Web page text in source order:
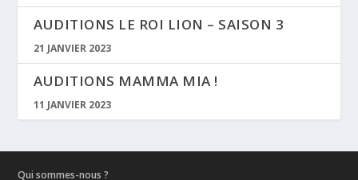
AUDITIONS LE ROI LION – SAISON 3
21 JANVIER 2023
AUDITIONS MAMMA MIA !
11 JANVIER 2023
Qui sommes-nous ?